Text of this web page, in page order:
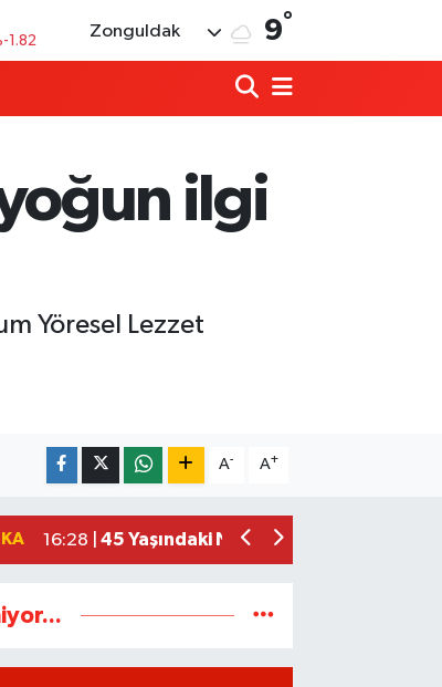
%0
Zonguldak 9°
ilgi
Yöresel Lezzet
A- A+
20:41 |112 Artık cepte!
20:30 |Cumhur İttifakından Gökçebey'in
16:28 | 45 Yaşındaki Nazım Zararcı hayatına